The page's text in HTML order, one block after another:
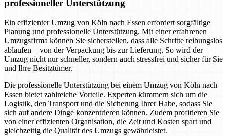
professioneller Unterstützung
Ein effizienter Umzug von Köln nach Essen erfordert sorgfältige
Planung und professionelle Unterstützung. Mit einer erfahrenen
Umzugsfirma können Sie sicherstellen, dass alle Schritte reibungslos
ablaufen – von der Verpackung bis zur Lieferung. So wird der
Umzug nicht nur schneller, sondern auch stressfrei und sicher für Sie
und Ihre Besitztümer.
Die professionelle Unterstützung bei einem Umzug von Köln nach
Essen bietet zahlreiche Vorteile. Experten kümmern sich um die
Logistik, den Transport und die Sicherung Ihrer Habe, sodass Sie
sich auf andere Dinge konzentrieren können. Zudem profitieren Sie
von einer effizienten Organisation, die Zeit und Kosten spart und
gleichzeitig die Qualität des Umzugs gewährleistet.